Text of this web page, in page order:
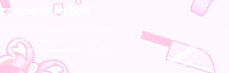
Artikel
originale Produkte!
geben wir keine Chance!
unserer angebotenen Artikeln